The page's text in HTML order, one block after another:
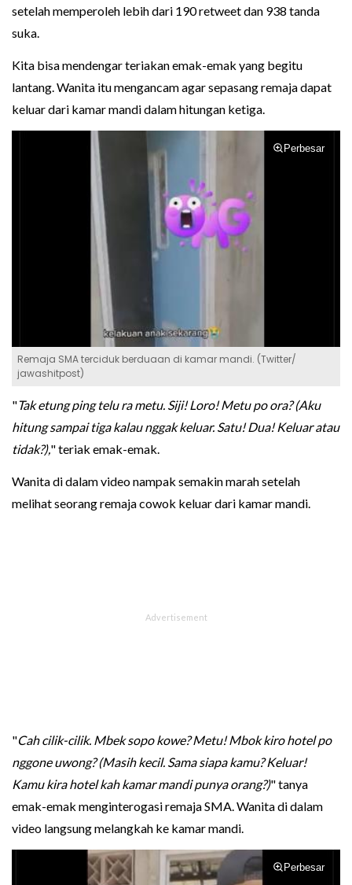
setelah memperoleh lebih dari 190 retweet dan 938 tanda
suka.
Kita bisa mendengar teriakan emak-emak yang begitu
lantang. Wanita itu mengancam agar sepasang remaja dapat
keluar dari kamar mandi dalam hitungan ketiga.
Perbesar
Remaja SMA terciduk berduaan di kamar mandi. (Twitter/
jawashitpost)
"Tak etung ping telu ra metu. Siji! Loro! Metu po ora? (Aku
hitung sampai tiga kalau nggak keluar. Satu! Dua! Keluar atau
tidak?)," teriak emak-emak.
Wanita di dalam video nampak semakin marah setelah
melihat seorang remaja cowok keluar dari kamar mandi.
"Cah cilik-cilik. Mbek sopo kowe? Metu! Mbok kiro hotel po
nggone uwong? (Masih kecil. Sama siapa kamu? Keluar!
Kamu kira hotel kah kamar mandi punya orang?)" tanya
emak-emak menginterogasi remaja SMA. Wanita di dalam
video langsung melangkah ke kamar mandi.
Perbesar